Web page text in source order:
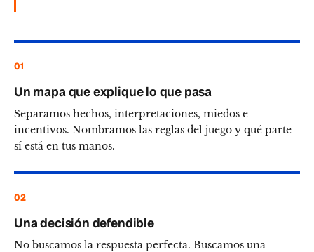
01
Un mapa que explique lo que pasa
Separamos hechos, interpretaciones, miedos e
incentivos. Nombramos las reglas del juego y qué parte
sí está en tus manos.
02
Una decisión defendible
No buscamos la respuesta perfecta. Buscamos una